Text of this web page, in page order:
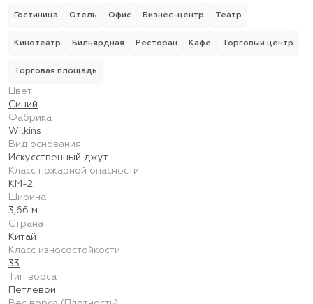
Гостиница Отель Офис Бизнес-центр Театр
Кинотеатр Бильярдная Ресторан Кафе Торговый центр
Торговая площадь
Цвет
Синий
Фабрика
Wilkins
Вид основания
Искусственный джут
Класс пожарной опасности
КМ-2
Ширина
3,66 м
Страна
Китай
Класс износостойкости
33
Тип ворса
Петлевой